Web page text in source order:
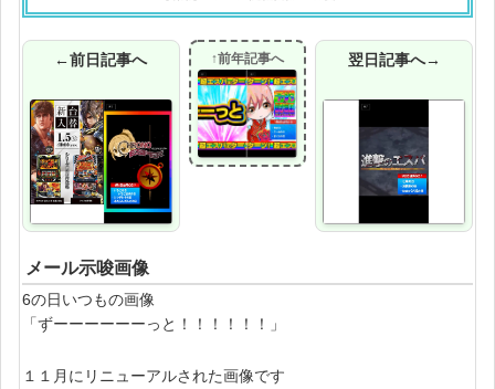
←前日記事へ ↑前年記事へ 翌日記事へ→
メール示唆画像
6の日いつもの画像
「ずーーーーーーっと！！！！！！」
１１月にリニューアルされた画像です